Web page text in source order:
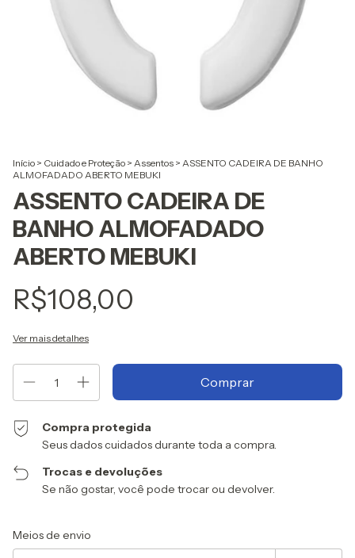
Início > Cuidado e Proteção > Assentos > ASSENTO CADEIRA DE BANHO
ALMOFADADO ABERTO MEBUKI
ASSENTO CADEIRA DE
BANHO ALMOFADADO
ABERTO MEBUKI
R$108,00
Ver mais detalhes
Compra protegida
Seus dados cuidados durante toda a compra.
Trocas e devoluções
Se não gostar, você pode trocar ou devolver.
Entregas para o CEP:
Meios de envio